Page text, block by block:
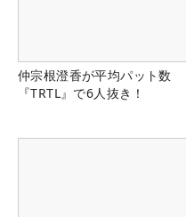
仲宗根澄香が平均パット数
『TRTL』で6人抜き！